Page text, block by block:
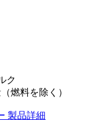
ク
燃料を除く）
製品詳細